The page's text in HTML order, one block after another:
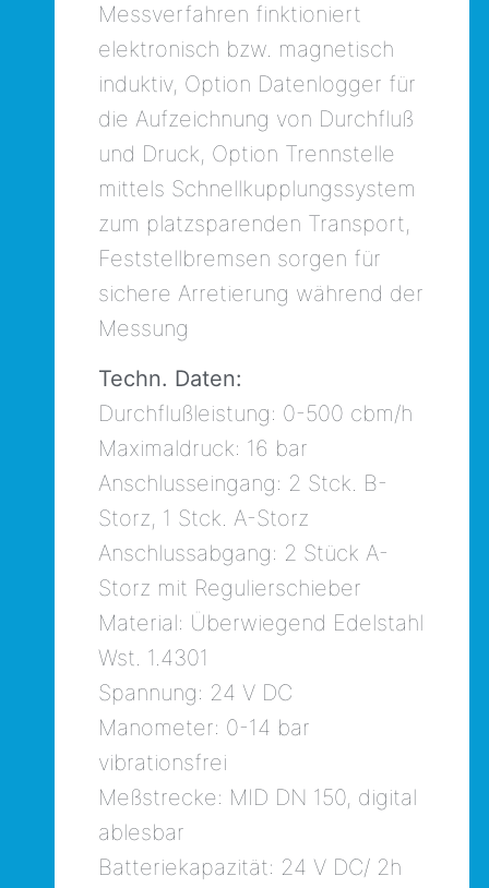
Messverfahren finktioniert
elektronisch bzw. magnetisch
induktiv, Option Datenlogger für
die Aufzeichnung von Durchfluß
und Druck, Option Trennstelle
mittels Schnellkupplungssystem
zum platzsparenden Transport,
Feststellbremsen sorgen für
sichere Arretierung während der
Messung
Techn. Daten:
Durchflußleistung: 0-500 cbm/h
Maximaldruck: 16 bar
Anschlusseingang: 2 Stck. B-
Storz, 1 Stck. A-Storz
Anschlussabgang: 2 Stück A-
Storz mit Regulierschieber
Material: Überwiegend Edelstahl
Wst. 1.4301
Spannung: 24 V DC
Manometer: 0-14 bar
vibrationsfrei
Meßstrecke: MID DN 150, digital
ablesbar
Batteriekapazität: 24 V DC/ 2h